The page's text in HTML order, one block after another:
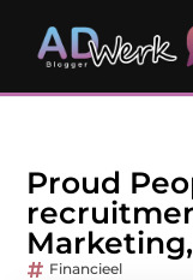
Proud
Financieel